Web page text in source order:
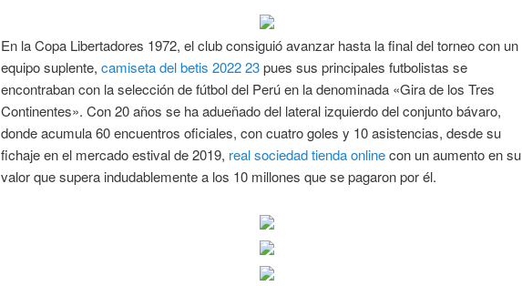
En la Copa Libertadores 1972, el club consiguió avanzar hasta la final del torneo con un
equipo suplente, camiseta del betis 2022 23pues sus principales futbolistas se
encontraban con la selección de fútbol del Perú en la denominada «Gira de los Tres
Continentes». Con 20 años se ha adueñado del lateral izquierdo del conjunto bávaro,
donde acumula 60 encuentros oficiales, con cuatro goles y 10 asistencias, desde su
fichaje en el mercado estival de 2019, real sociedad tienda onlinecon un aumento en su
valor que supera indudablemente a los 10 millones que se pagaron por él.